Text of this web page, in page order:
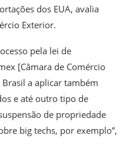
dos EUA, avalia
Exterior.
pela lei de
[Câmara de Comércio
a aplicar também
e até outro tipo de
de propriedade
big techs, por exemplo”,